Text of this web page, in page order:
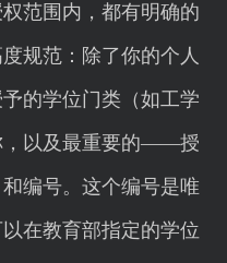
范围内，都有明确的
规范：除了你的个人
的学位门类（如工学
，以及最重要的——授
编号。这个编号是唯
在教育部指定的学位